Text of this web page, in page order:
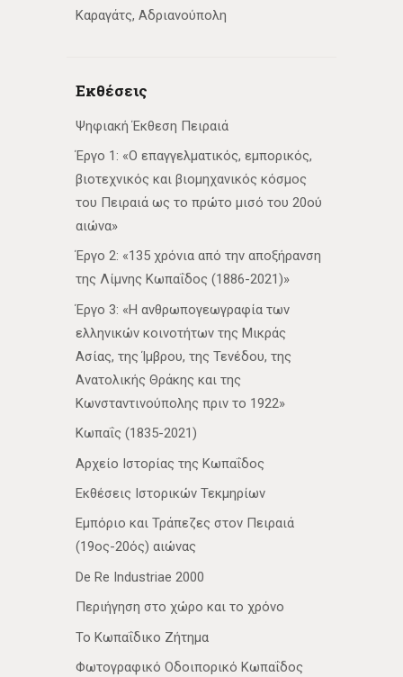
Καραγάτς, Αδριανούπολη
Εκθέσεις
Ψηφιακή Έκθεση Πειραιά
Έργο 1: «Ο επαγγελματικός, εμπορικός,
βιοτεχνικός και βιομηχανικός κόσμος
του Πειραιά ως το πρώτο μισό του 20ού
αιώνα»
Έργο 2: «135 χρόνια από την αποξήρανση
της Λίμνης Κωπαΐδος (1886-2021)»
Έργο 3: «Η ανθρωπογεωγραφία των
ελληνικών κοινοτήτων της Μικράς
Ασίας, της Ίμβρου, της Τενέδου, της
Ανατολικής Θράκης και της
Κωνσταντινούπολης πριν το 1922»
Κωπαΐς (1835-2021)
Αρχείο Ιστορίας της Κωπαΐδος
Εκθέσεις Ιστορικών Τεκμηρίων
Εμπόριο και Τράπεζες στον Πειραιά
(19ος-20ός) αιώνας
De Re Industriae 2000
Περιήγηση στο χώρο και το χρόνο
Το Κωπαΐδικο Ζήτημα
Φωτογραφικό Οδοιπορικό Κωπαΐδος